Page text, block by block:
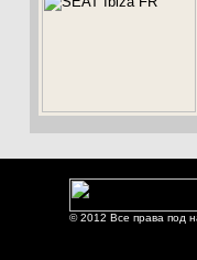
© 2012 Все права под